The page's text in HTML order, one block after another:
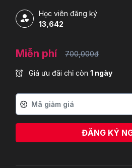
học.
Học viên đăng ký
13,642
Miễn phí 700,000đ
Giá ưu đãi chỉ còn 1 ngày
ĐĂNG KÝ